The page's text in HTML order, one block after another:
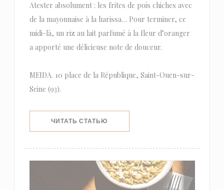
Atester absolument : les frites de pois chiches avec
de la mayonnaise à la harissa… Pour terminer, ce
midi-là, un riz au lait parfumé à la fleur d’oranger
a apporté une délicieuse note de douceur.
MEIDA. 10 place de la République, Saint-Ouen-sur-
Seine (93).
ЧИТАТЬ СТАТЬЮ